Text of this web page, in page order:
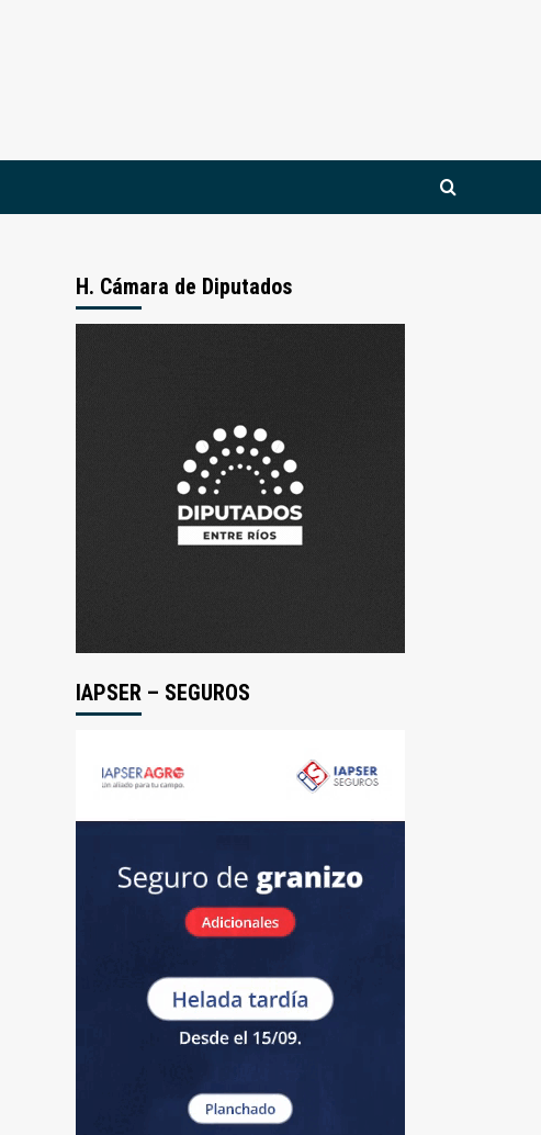
H. Cámara de Diputados
IAPSER – SEGUROS